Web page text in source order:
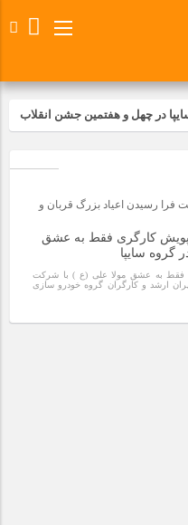
در چهل و هفتمین جشن انقلاب
با آرمان های رهبر کبیر و فقید
استقبال کارکنان برگزار شد
شهادت امام محمدتقی(ع) در
فرا رسيدن اعياد بزرگ قربان و
کارگری فقط به عشق
گروه سایپا
فقط به عشق مولا علی (ع ) با شرکت
ارشد و کارگران گروه خودرو سازی